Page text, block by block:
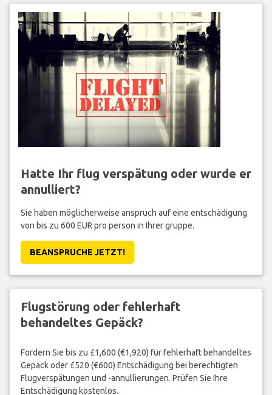
Hatte Ihr flug verspätung oder wurde er
annulliert?
Sie haben möglicherweise anspruch auf eine entschädigung
von bis zu 600 EUR pro person in Ihrer gruppe.
BEANSPRUCHE JETZT!
Flugstörung oder fehlerhaft
behandeltes Gepäck?
Fordern Sie bis zu £1,600 (€1,920) für fehlerhaft behandeltes
Gepäck oder £520 (€600) Entschädigung bei berechtigten
Flugverspätungen und -annullierungen. Prüfen Sie Ihre
Entschädigung kostenlos.